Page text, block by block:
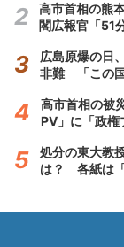
高市首相の熊
閣広報官「51
広島原爆の日
非難 「この国
高市首相の被
PV」に「政権
処分の東大教
は？ 各紙は